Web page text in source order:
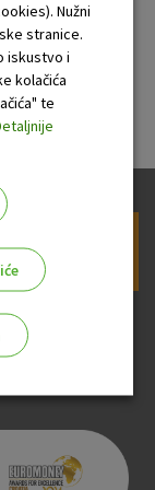
Nužni
stranice.
iskustvo i
kolačića
te